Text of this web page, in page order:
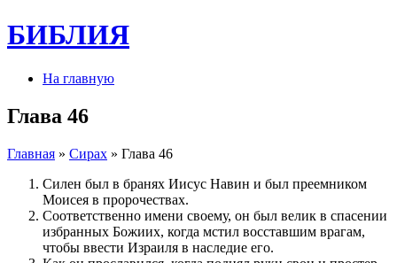
БИБЛИЯ
На главную
Глава 46
Главная » Сирах » Глава 46
Силен был в бранях Иисус Навин и был преемником
Моисея в пророчествах.
Соответственно имени своему, он был велик в спасении
избранных Божиих, когда мстил восставшим врагам,
чтобы ввести Израиля в наследие его.